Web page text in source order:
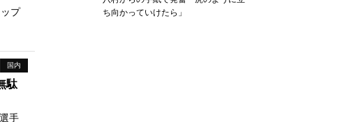
プ
国内
駄
手
ち向かっていけたら」